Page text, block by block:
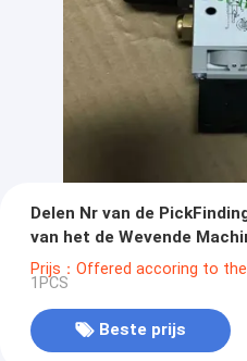
Delen Nr van de
van het de Wevende
BE314439 Picanol
Prijs：Offered accoring to
1PCS
Beste prijs